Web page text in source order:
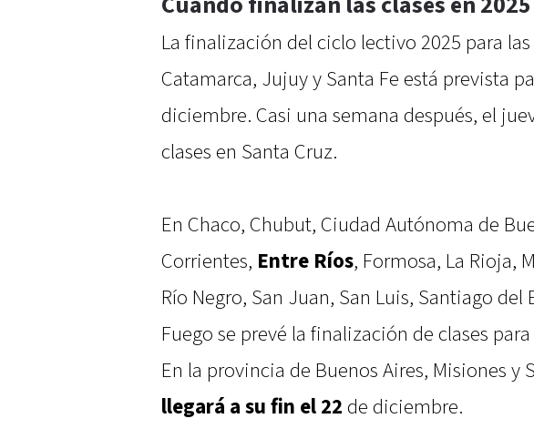
La finalización del ciclo lectivo 2025 para
Catamarca, Jujuy y Santa Fe está prevista
diciembre. Casi una semana después, el
clases en Santa Cruz.
En Chaco, Chubut, Ciudad Autónoma de
Corrientes, Entre Ríos, Formosa, La Rioja,
Río Negro, San Juan, San Luis, Santiago del
Fuego se prevé la finalización de clases
En la provincia de Buenos Aires, Misiones y
llegará a su fin el 22 de diciembre.